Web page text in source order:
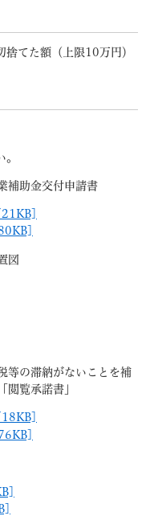
てた額（上限10万円）
補助金交付申請書
図
等の滞納がないことを補
閲覧承諾書」